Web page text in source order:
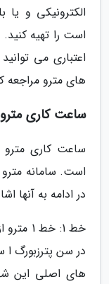
الکترونیکی و
است را تهیه
اعتباری می
های مترو مراجعه
ساعت کاری
در ادامه به آنها
خط 1:
های اصلی این